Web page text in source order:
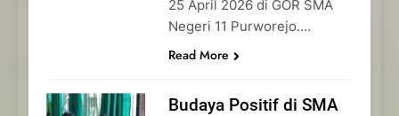
25 April 2026 di GOR SMA
Negeri 11 Purworejo….
Read More
Budaya Positif di SMA